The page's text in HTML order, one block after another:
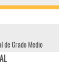
de Grado Medio